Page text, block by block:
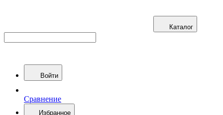
Каталог
Войти
Сравнение
Избранное